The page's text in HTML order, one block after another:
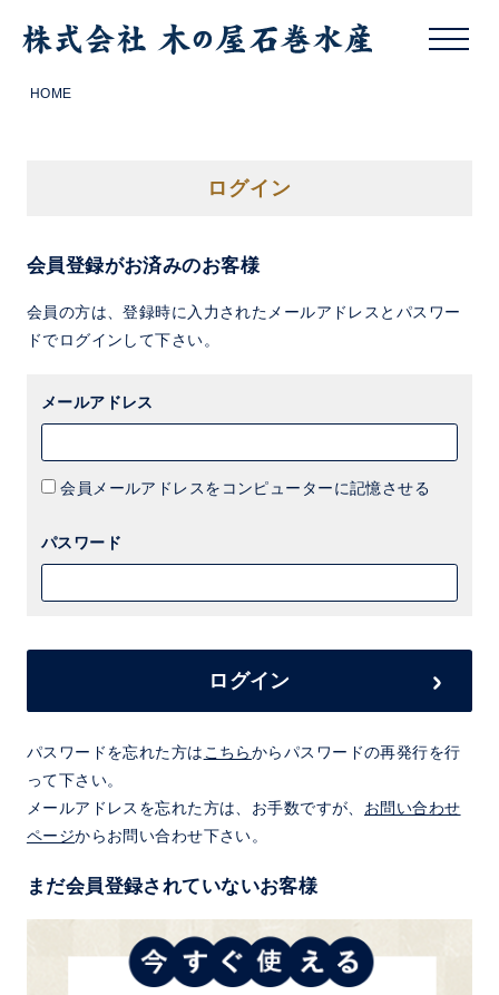
HOME
ログイン
会員登録がお済みのお客様
会員の方は、登録時に入力されたメールアドレスとパスワー
ドでログインして下さい。
メールアドレス
会員メールアドレスをコンピューターに記憶させる
パスワード
ログイン
パスワードを忘れた方は こちらからパスワードの再発行を行
って下さい。
メールアドレスを忘れた方は、お手数ですが、 お問い合わせ
ページからお問い合わせ下さい。
まだ会員登録されていないお客様